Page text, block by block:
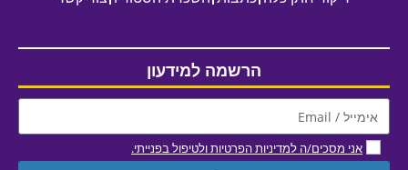
הרשמה למידעון
אני מסכים/ה למדיניות הפרטיות ולטיפול בפנייתי.